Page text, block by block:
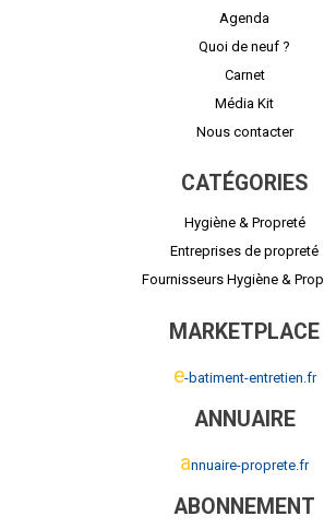
Agenda
Quoi de neuf ?
Carnet
Média Kit
Nous contacter
CATÉGORIES
Hygiène & Propreté
Entreprises de propreté
Fournisseurs Hygiène &
MARKETPLACE
e-batiment-entretien.fr
ANNUAIRE
annuaire-proprete.fr
ABONNEMENT